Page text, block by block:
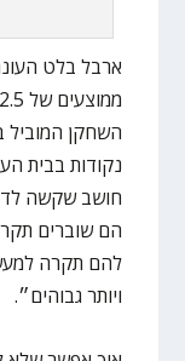
ארבל בלט
נקודות בבית
חושב שקשה
הם שוברים
להם תקרה
ויותר גבוהים״.